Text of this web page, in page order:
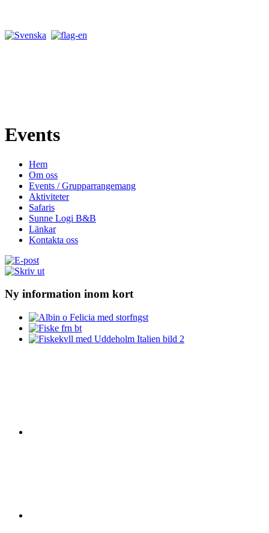
Events
Hem
Om oss
Events / Grupparrangemang
Aktiviteter
Safaris
Sunne Logi B&B
Länkar
Kontakta oss
Ny information inom kort